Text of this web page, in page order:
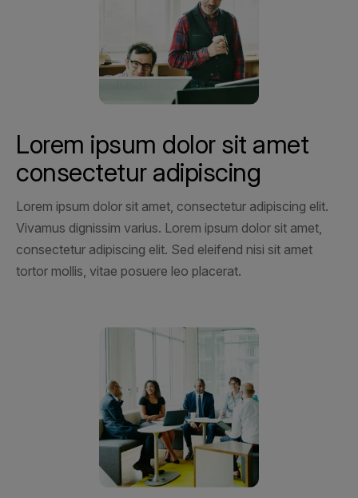
Lorem ipsum dolor sit amet
consectetur adipiscing
Lorem ipsum dolor sit amet, consectetur adipiscing elit.
Vivamus dignissim varius. Lorem ipsum dolor sit amet,
consectetur adipiscing elit. Sed eleifend nisi sit amet
tortor mollis, vitae posuere leo placerat.